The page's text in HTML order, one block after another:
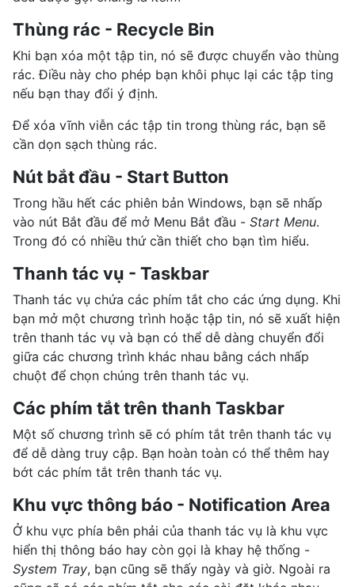
Thùng rác - Recycle Bin
Khi bạn xóa một tập tin, nó sẽ được chuyển vào thùng
rác. Điều này cho phép bạn khôi phục lại các tập ting
nếu bạn thay đổi ý định.
Để xóa vĩnh viễn các tập tin trong thùng rác, bạn sẽ
cần dọn sạch thùng rác.
Nút bắt đầu - Start Button
Trong hầu hết các phiên bản Windows, bạn sẽ nhấp
vào nút Bắt đầu để mở Menu Bắt đầu - Start Menu.
Trong đó có nhiều thứ cần thiết cho bạn tìm hiểu.
Thanh tác vụ - Taskbar
Thanh tác vụ chứa các phím tắt cho các ứng dụng. Khi
bạn mở một chương trình hoặc tập tin, nó sẽ xuất hiện
trên thanh tác vụ và bạn có thể dễ dàng chuyển đổi
giữa các chương trình khác nhau bằng cách nhấp
chuột để chọn chúng trên thanh tác vụ.
Các phím tắt trên thanh Taskbar
Một số chương trình sẽ có phím tắt trên thanh tác vụ
để dễ dàng truy cập. Bạn hoàn toàn có thể thêm hay
bớt các phím tắt trên thanh tác vụ.
Khu vực thông báo - Notification Area
Ở khu vực phía bên phải của thanh tác vụ là khu vực
hiển thị thông báo hay còn gọi là khay hệ thống -
System Tray, bạn cũng sẽ thấy ngày và giờ. Ngoài ra